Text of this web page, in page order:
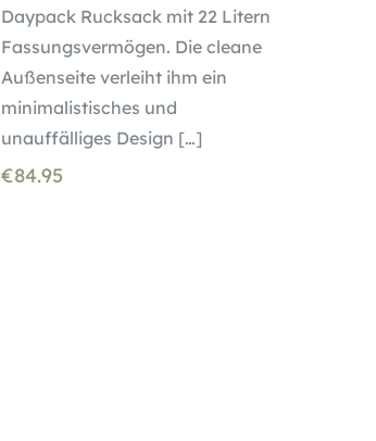
Daypack Rucksack mit 22 Litern
Fassungsvermögen. Die cleane
Außenseite verleiht ihm ein
minimalistisches und
unauffälliges Design […]
€84.95